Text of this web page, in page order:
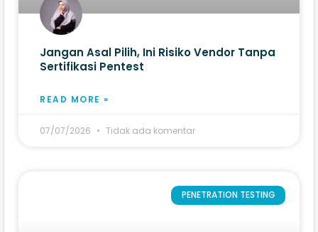
Jangan Asal Pilih, Ini Risiko Vendor Tanpa
Sertifikasi Pentest
READ MORE »
07/07/2026 Tidak ada komentar
PENETRATION TESTING